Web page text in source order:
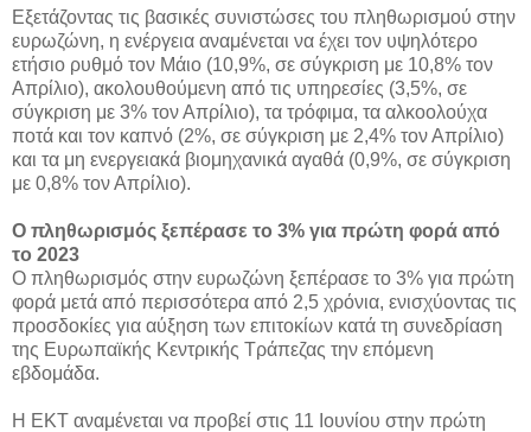
Εξετάζοντας τις βασικές συνιστώσες του πληθωρισμού στην
ευρωζώνη, η ενέργεια αναμένεται να έχει τον υψηλότερο
ετήσιο ρυθμό τον Μάιο (10,9%, σε σύγκριση με 10,8% τον
Απρίλιο), ακολουθούμενη από τις υπηρεσίες (3,5%, σε
σύγκριση με 3% τον Απρίλιο), τα τρόφιμα, τα αλκοολούχα
ποτά και τον καπνό (2%, σε σύγκριση με 2,4% τον Απρίλιο)
και τα μη ενεργειακά βιομηχανικά αγαθά (0,9%, σε σύγκριση
με 0,8% τον Απρίλιο).
Ο πληθωρισμός ξεπέρασε το 3% για πρώτη φορά από
το 2023
Ο πληθωρισμός στην ευρωζώνη ξεπέρασε το 3% για πρώτη
φορά μετά από περισσότερα από 2,5 χρόνια, ενισχύοντας τις
προσδοκίες για αύξηση των επιτοκίων κατά τη συνεδρίαση
της Ευρωπαϊκής Κεντρικής Τράπεζας την επόμενη
εβδομάδα.
Η ΕΚΤ αναμένεται να προβεί στις 11 Ιουνίου στην πρώτη